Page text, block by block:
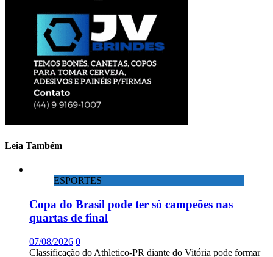
Leia Também
ESPORTES
Copa do Brasil pode ter só campeões nas
quartas de final
07/08/2026 0
Classificação do Athletico-PR diante do Vitória pode formar